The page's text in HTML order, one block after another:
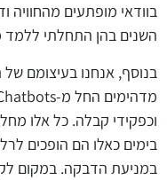
בוודאי מופתעים מהחוויה
השנים בהן התחלתי ללמד
בנוסף, אנחנו בעיצומם של
מדהימים החל מ-
וכפקידי קבלה. כל אלו
בימים כאלו הם הופכים
במניעת הדבקה. במקום